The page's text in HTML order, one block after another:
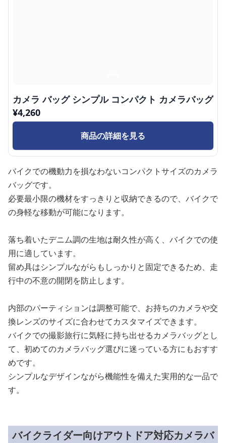
カメラ バッグ シンプル コンパクト カメラバッグ
¥4,260
商品の詳細を見る
バイクでの機動力を損なわないコンパクトサイズのカメラ
バッグです。
必要最小限の機材をすっきりと収納できるので、バイクで
の身軽な移動が可能になります。
落ち着いたデニム調の生地は耐久性が高く、バイクでの使
用に適しています。
留め具はシンプルながらもしっかりと固定できるため、走
行中の不意の開閉を防止します。
内部のパーティションは調整可能で、お持ちのカメラや交
換レンズのサイズに合わせてカスタマイズできます。
バイクでの撮影旅行に気軽に持ち出せるカメラバッグとし
て、初めてのカメラバッグ選びに迷っている方にもおすす
めです。
シンプルなデザインながら機能性を備えた実用的な一品で
す。
バイクライダー向けアウトドア対応カメラバ